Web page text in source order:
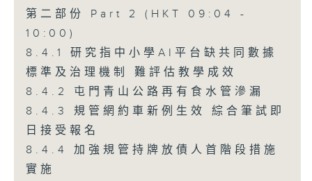
第二部份 Part 2 (HKT 09:04 -
10:00)
8.4.1 研究指中小學AI平台缺共同數據
標準及治理機制 難評估教學成效
8.4.2 屯門青山公路再有食水管滲漏
8.4.3 規管網約車新例生效 綜合筆試即
日接受報名
8.4.4 加強規管持牌放債人首階段措施
實施